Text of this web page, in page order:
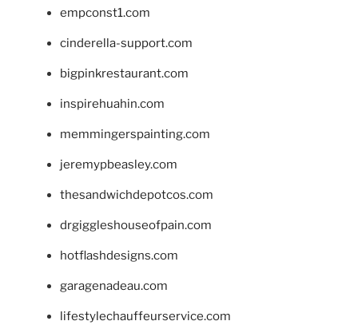
empconst1.com
cinderella-support.com
bigpinkrestaurant.com
inspirehuahin.com
memmingerspainting.com
jeremypbeasley.com
thesandwichdepotcos.com
drgiggleshouseofpain.com
hotflashdesigns.com
garagenadeau.com
lifestylechauffeurservice.com